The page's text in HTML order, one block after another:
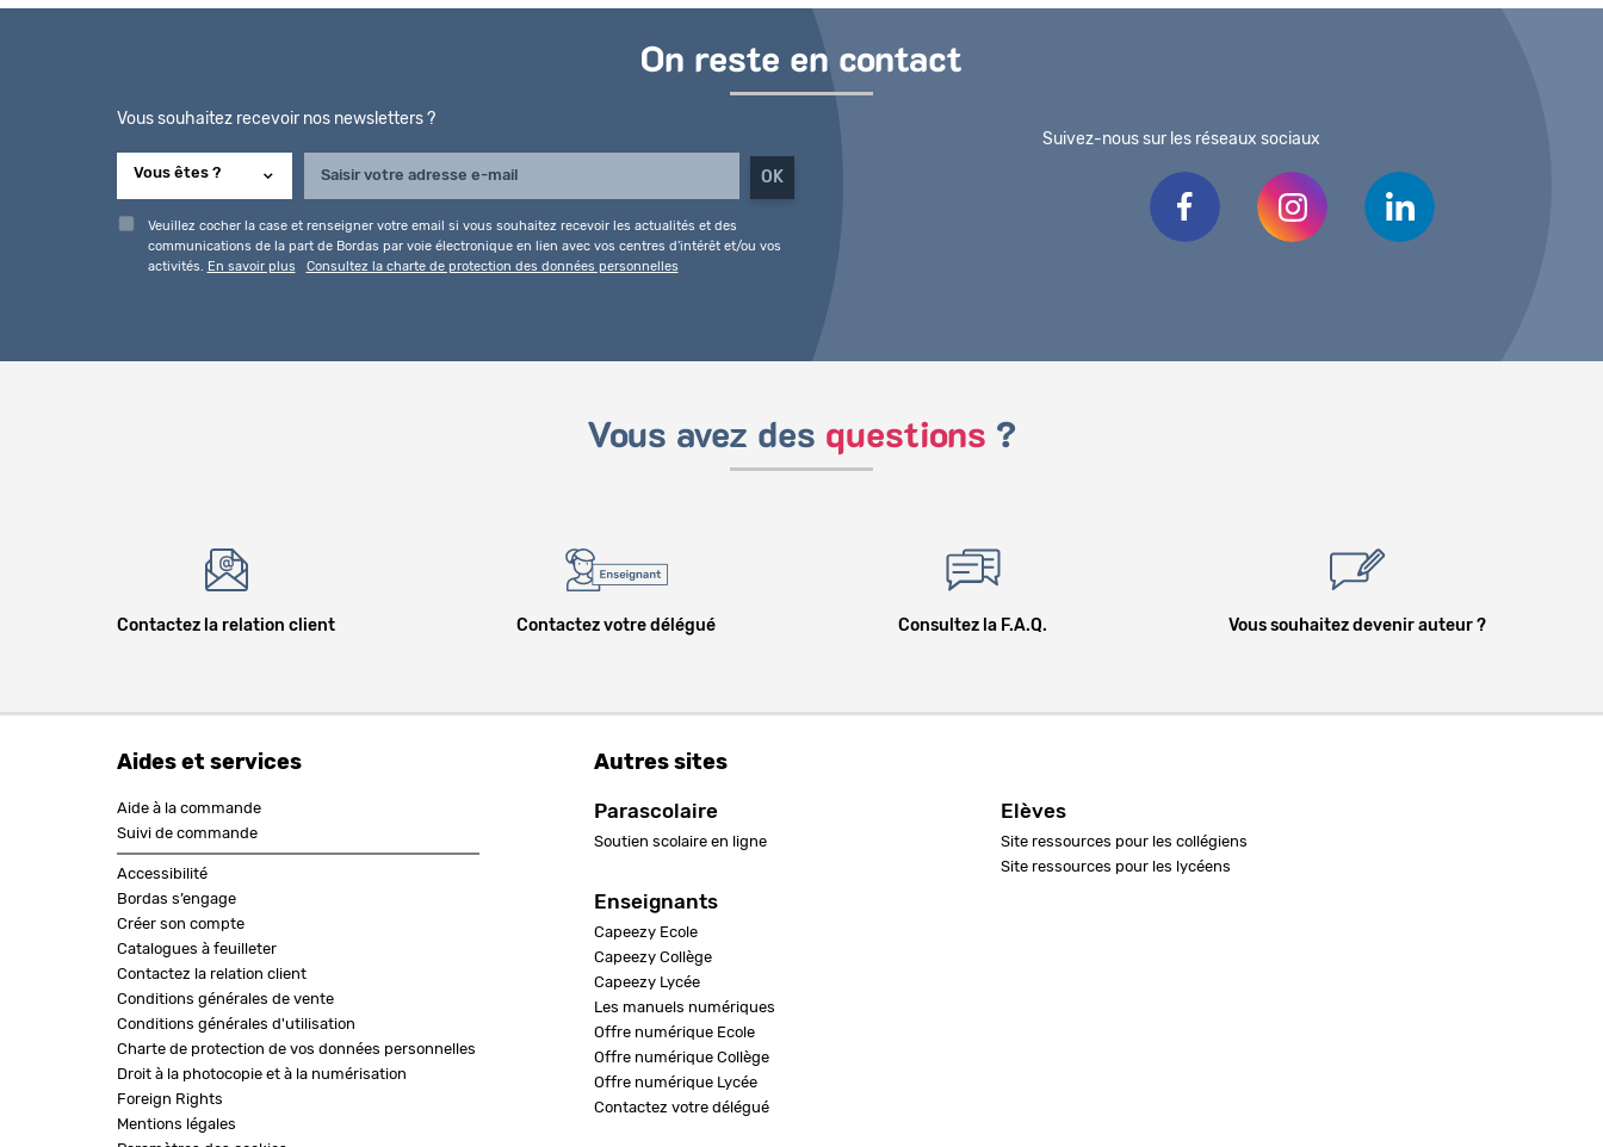
On reste en contact
Vous souhaitez recevoir nos newsletters ?
Veuillez cocher la case et renseigner votre email si vous souhaitez recevoir les actualités et des
communications de la part de Bordas par voie électronique en lien avec vos centres d'intérêt et/ou vos
activités.
En savoir plus Consultez la charte de protection des données personnelles
Suivez-nous sur les réseaux sociaux
Vous avez des questions ?
Contactez la relation client Contactez votre délégué Consultez la F.A.Q. Vous souhaitez devenir auteur ?
Aides et services
Aide à la commande
Suivi de commande
Accessibilité
Bordas s’engage
Créer son compte
Catalogues à feuilleter
Contactez la relation client
Conditions générales de vente
Conditions générales d'utilisation
Charte de protection de vos données personnelles
Droit à la photocopie et à la numérisation
Foreign Rights
Mentions légales
Autres sites
Parascolaire
Soutien scolaire en ligne
Enseignants
Capeezy Ecole
Capeezy Collège
Capeezy Lycée
Les manuels numériques
Offre numérique Ecole
Offre numérique Collège
Offre numérique Lycée
Contactez votre délégué
Elèves
Site ressources pour les collégiens
Site ressources pour les lycéens